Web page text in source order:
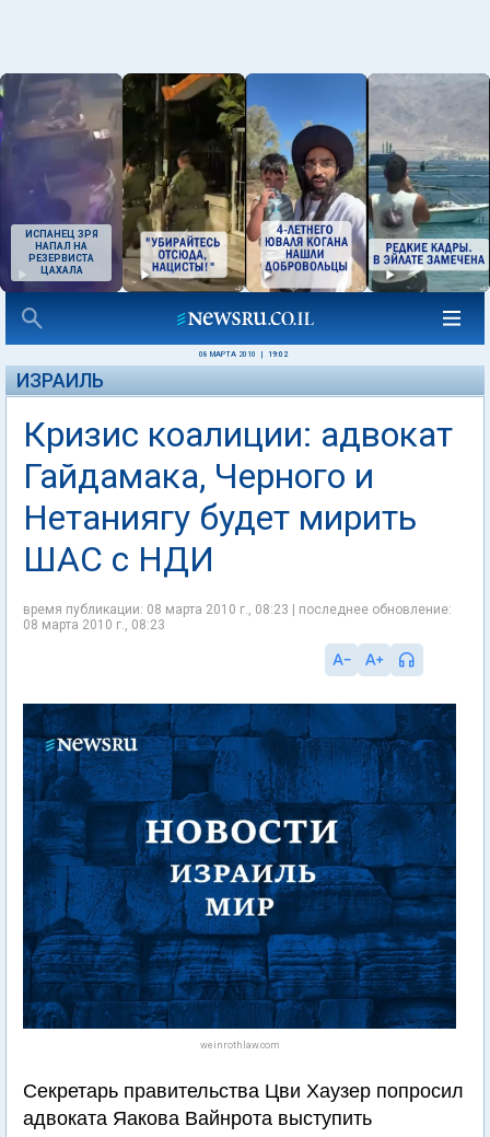
ИСПАНЕЦ ЗРЯ
НАПАЛ НА
РЕЗЕРВИСТА
ЦАХАЛА
08 МАРТА 2010 19:02
ИЗРАИЛЬ
Кризис коалиции: адвокат
Гайдамака, Черного и
Нетаниягу будет мирить
ШАС с НДИ
время публикации: 08 марта 2010 г., 08:23 | последнее обновление:
08 марта 2010 г., 08:23
weinrothlaw.com
Секретарь правительства Цви Хаузер попросил
адвоката Яакова Вайнрота выступить